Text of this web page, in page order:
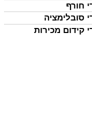
חורף
סובלימציה
קידום מכירות